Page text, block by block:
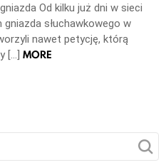
Od kilku już dni w sieci
słuchawkowego w
nawet petycję, którą
[…] MORE